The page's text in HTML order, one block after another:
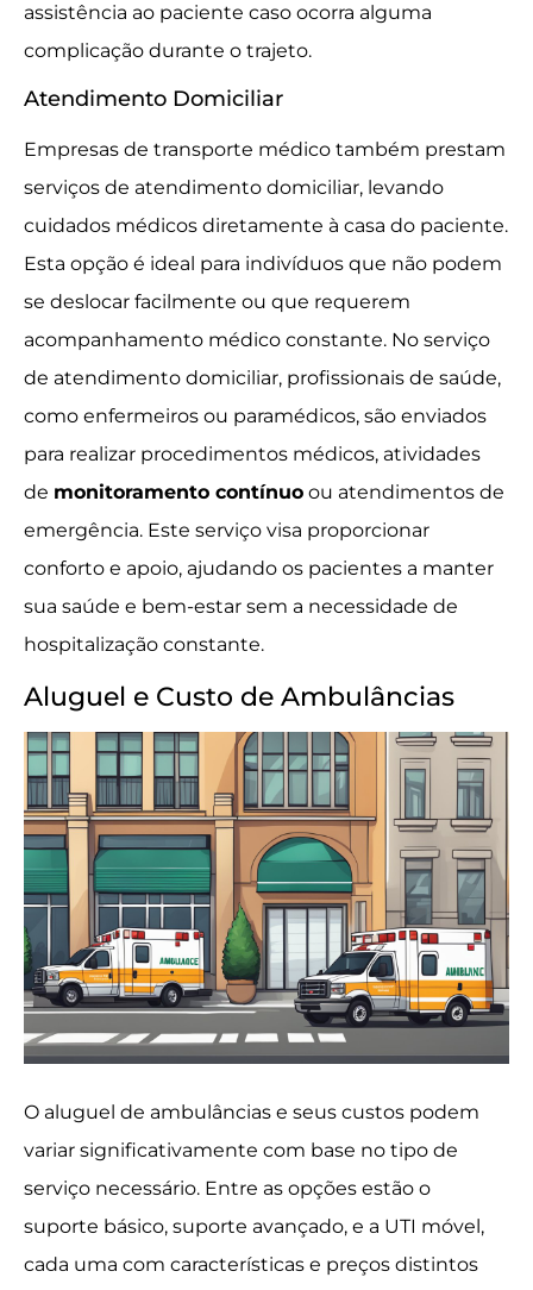
assistência ao paciente caso ocorra alguma
complicação durante o trajeto.
Atendimento Domiciliar
Empresas de transporte médico também prestam
serviços de atendimento domiciliar, levando
cuidados médicos diretamente à casa do paciente.
Esta opção é ideal para indivíduos que não podem
se deslocar facilmente ou que requerem
acompanhamento médico constante. No serviço
de atendimento domiciliar, profissionais de saúde,
como enfermeiros ou paramédicos, são enviados
para realizar procedimentos médicos, atividades
de monitoramento contínuo ou atendimentos de
emergência. Este serviço visa proporcionar
conforto e apoio, ajudando os pacientes a manter
sua saúde e bem-estar sem a necessidade de
hospitalização constante.
Aluguel e Custo de Ambulâncias
O aluguel de ambulâncias e seus custos podem
variar significativamente com base no tipo de
serviço necessário. Entre as opções estão o
suporte básico, suporte avançado, e a UTI móvel,
cada uma com características e preços distintos